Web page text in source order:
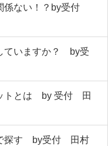
係ない！？by受付
ていますか？ by受
トとは by 受付 田
探す by受付 田村